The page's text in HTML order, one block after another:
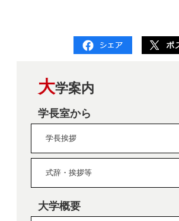
大学案内
学長室から
学長挨拶
式辞・挨拶等
大学概要